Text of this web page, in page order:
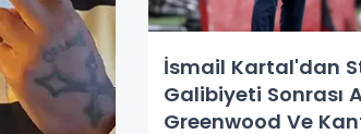
İsmail Kartal'dan
Galibiyeti Sonrası
Greenwood Ve